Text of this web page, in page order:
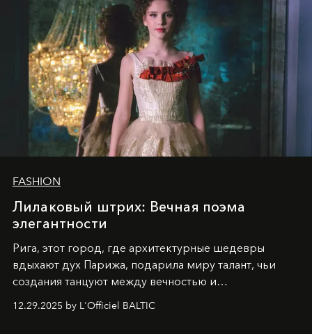
FASHION
Лилаковый штрих: Вечная поэма
элегантности
Рига, этот город, где архитектурные шедевры
вдыхают дух Парижа, подарила миру талант, чьи
создания танцуют между вечностью и
современностью.
12.29.2025 by L'Officiel BALTIC